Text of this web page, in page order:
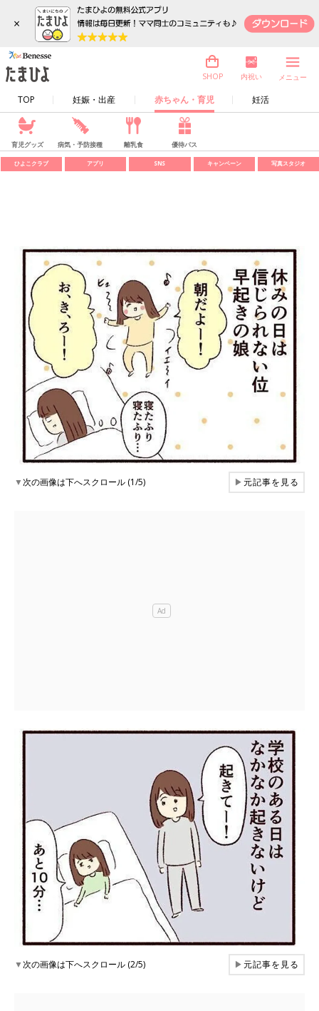
×
TOP 妊娠・出産 赤ちゃん・育児 妊活
SHOP 内祝い メニュー
育児グッズ 病気・予防接種 離乳食 優待パス
ひよこクラブ アプリ SNS キャンペーン 写真スタジオ
▼次の画像は下へスクロール (1/5) ▶元記事を見る
▼次の画像は下へスクロール (2/5) ▶元記事を見る